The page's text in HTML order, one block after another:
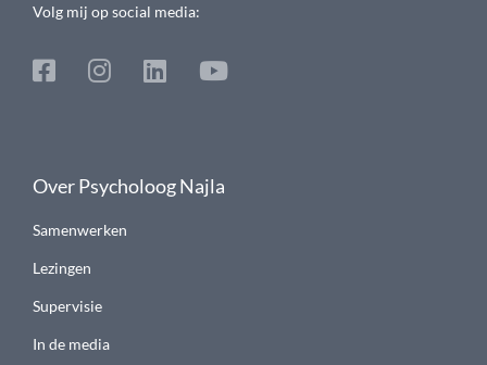
Volg mij op social media:
Over Psycholoog Najla
Samenwerken
Lezingen
Supervisie
In de media